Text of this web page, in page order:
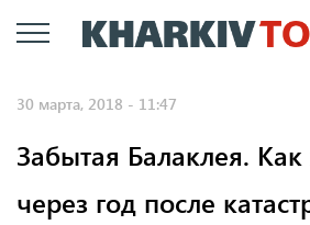
к
30 марта, 2018 - 11:47
Забытая Балаклея.
через год после